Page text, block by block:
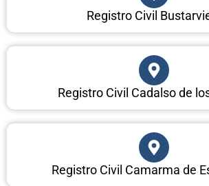
Registro Civil
Registro Civil Cadalso de
Registro Civil Camarma de